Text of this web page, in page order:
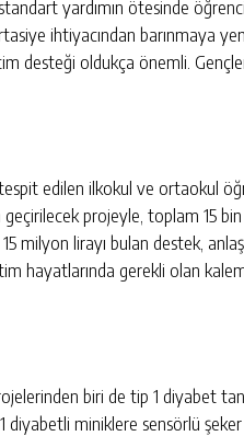
yardımın ötesinde
ihtiyacından barınmaya
desteği oldukça önemli.
edilen ilkokul ve ortaokul
projeyle, toplam 15
milyon lirayı bulan destek,
hayatlarında gerekli olan
biri de tip 1 diyabet
miniklere sensörlü